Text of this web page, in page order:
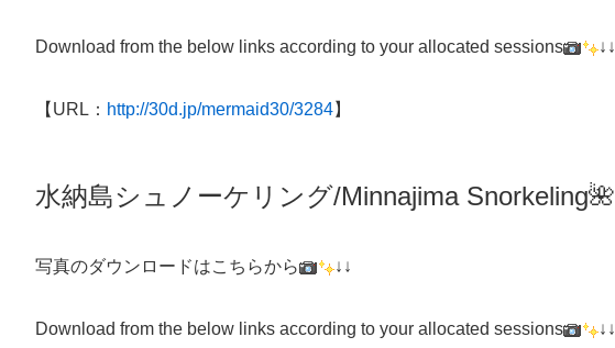
Download from the below links according to your allocated sessions ↓↓
【URL： http://30d.jp/mermaid30/3284】
水納島シュノーケリング/Minnajima Snorkeling🌺
写真のダウンロードはこちらから ↓↓
Download from the below links according to your allocated sessions ↓↓